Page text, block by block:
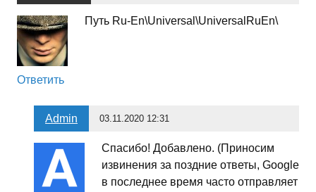
Путь Ru-En\Universal\UniversalRuEn\
Ответить
Admin 03.11.2020 12:31
Спасибо! Добавлено. (Приносим
извинения за поздние ответы, Google
в последнее время часто отправляет